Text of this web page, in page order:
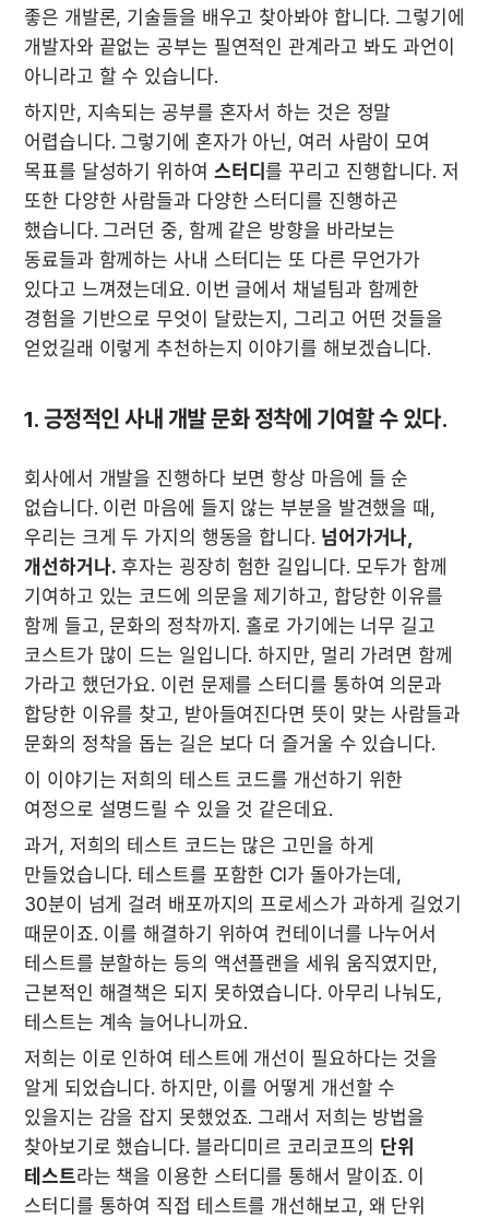
좋은 개발론, 기술들을 배우고 찾아봐야 합니다. 그렇기에
개발자와 끝없는 공부는 필연적인 관계라고 봐도 과언이
아니라고 할 수 있습니다.
하지만, 지속되는 공부를 혼자서 하는 것은 정말
어렵습니다. 그렇기에 혼자가 아닌, 여러 사람이 모여
목표를 달성하기 위하여 스터디 를 꾸리고 진행합니다. 저
또한 다양한 사람들과 다양한 스터디를 진행하곤
했습니다. 그러던 중, 함께 같은 방향을 바라보는
동료들과 함께하는 사내 스터디는 또 다른 무언가가
있다고 느껴졌는데요. 이번 글에서 채널팀과 함께한
경험을 기반으로 무엇이 달랐는지, 그리고 어떤 것들을
얻었길래 이렇게 추천하는지 이야기를 해보겠습니다.
1. 긍정적인 사내 개발 문화 정착에 기여할 수 있다.
회사에서 개발을 진행하다 보면 항상 마음에 들 순
없습니다. 이런 마음에 들지 않는 부분을 발견했을 때,
우리는 크게 두 가지의 행동을 합니다. 넘어가거나,
개선하거나. 후자는 굉장히 험한 길입니다. 모두가 함께
기여하고 있는 코드에 의문을 제기하고, 합당한 이유를
함께 들고, 문화의 정착까지. 홀로 가기에는 너무 길고
코스트가 많이 드는 일입니다. 하지만, 멀리 가려면 함께
가라고 했던가요. 이런 문제를 스터디를 통하여 의문과
합당한 이유를 찾고, 받아들여진다면 뜻이 맞는 사람들과
문화의 정착을 돕는 길은 보다 더 즐거울 수 있습니다.
이 이야기는 저희의 테스트 코드를 개선하기 위한
여정으로 설명드릴 수 있을 것 같은데요.
과거, 저희의 테스트 코드는 많은 고민을 하게
만들었습니다. 테스트를 포함한 CI가 돌아가는데,
30분이 넘게 걸려 배포까지의 프로세스가 과하게 길었기
때문이죠. 이를 해결하기 위하여 컨테이너를 나누어서
테스트를 분할하는 등의 액션플랜을 세워 움직였지만,
근본적인 해결책은 되지 못하였습니다. 아무리 나눠도,
테스트는 계속 늘어나니까요.
저희는 이로 인하여 테스트에 개선이 필요하다는 것을
알게 되었습니다. 하지만, 이를 어떻게 개선할 수
있을지는 감을 잡지 못했었죠. 그래서 저희는 방법을
찾아보기로 했습니다. 블라디미르 코리코프의 단위
테스트라는 책을 이용한 스터디를 통해서 말이죠. 이
스터디를 통하여 직접 테스트를 개선해보고, 왜 단위